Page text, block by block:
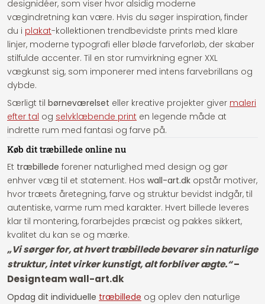
designidéer, som viser hvor alsidig moderne
vægindretning kan være. Hvis du søger inspiration, finder
du i plakat-kollektionen trendbevidste prints med klare
linjer, moderne typografi eller bløde farveforløb, der skaber
stilfulde accenter. Til en stor rumvirkning egner XXL
vægkunst sig, som imponerer med intens farvebrillans og
dybde.
Særligt til børneværelset eller kreative projekter giver maleri
efter tal og selvklæbende print en legende måde at
indrette rum med fantasi og farve på.
Køb dit træbillede online nu
Et træbillede forener naturlighed med design og gør
enhver væg til et statement. Hos wall-art.dk opstår motiver,
hvor træets åretegning, farve og struktur bevidst indgår, til
autentiske, varme rum med karakter. Hvert billede leveres
klar til montering, forarbejdes præcist og pakkes sikkert,
kvalitet du kan se og mærke.
„Vi sørger for, at hvert træbillede bevarer sin naturlige
struktur, intet virker kunstigt, alt forbliver ægte.“–
Designteam wall-art.dk
Opdag dit individuelle træbillede og oplev den naturlige